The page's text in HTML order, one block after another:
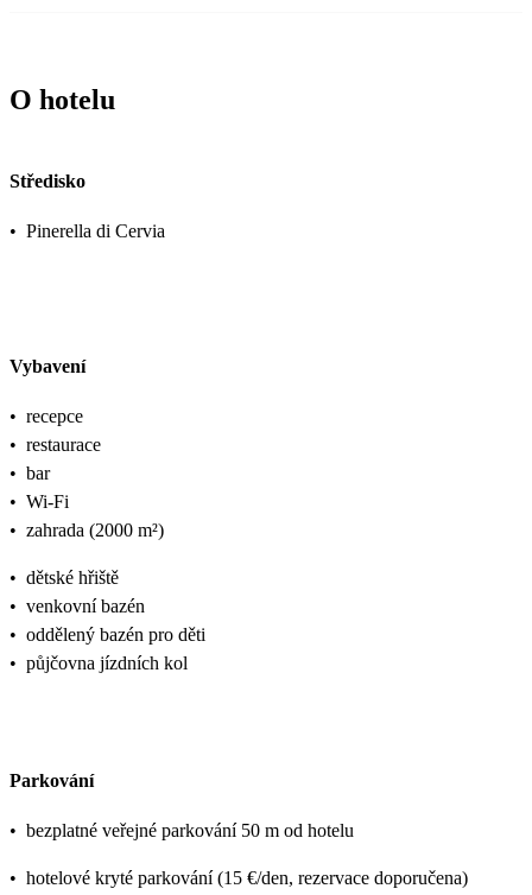
O hotelu
Středisko
• Pinerella di Cervia
Vybavení
• recepce
• restaurace
• bar
• Wi-Fi
• zahrada (2000 m²)
• dětské hřiště
• venkovní bazén
• oddělený bazén pro děti
• půjčovna jízdních kol
Parkování
• bezplatné veřejné parkování 50 m od hotelu
• hotelové kryté parkování (15 €/den, rezervace doporučena)